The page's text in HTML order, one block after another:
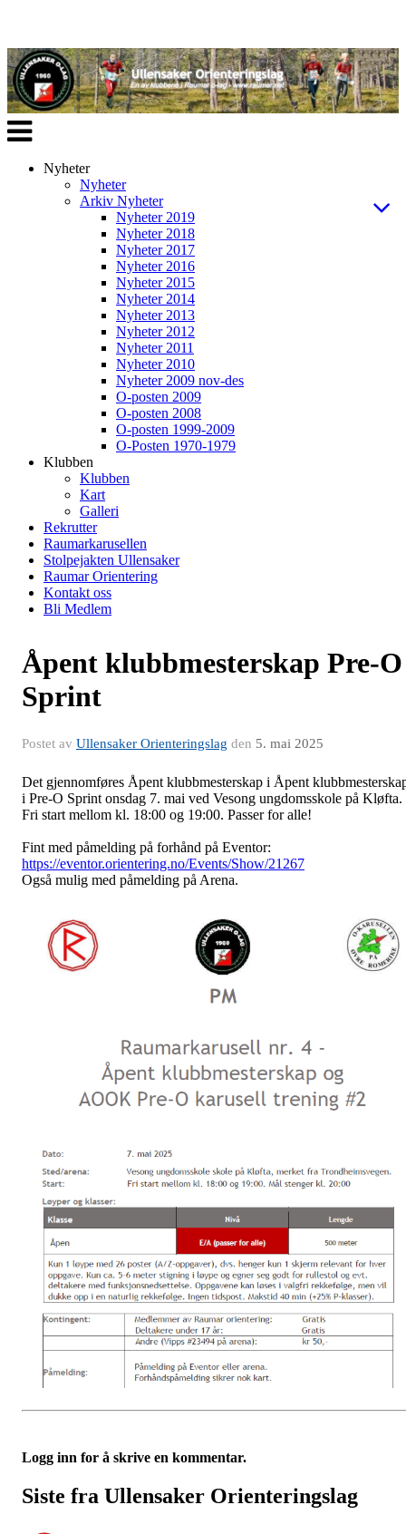
Veksle
navigasjon
Nyheter
Nyheter
Arkiv Nyheter
Nyheter 2019
Nyheter 2018
Nyheter 2017
Nyheter 2016
Nyheter 2015
Nyheter 2014
Nyheter 2013
Nyheter 2012
Nyheter 2011
Nyheter 2010
Nyheter 2009 nov-des
O-posten 2009
O-posten 2008
O-posten 1999-2009
O-Posten 1970-1979
Klubben
Klubben
Kart
Galleri
Rekrutter
Raumarkarusellen
Stolpejakten Ullensaker
Raumar Orientering
Kontakt oss
Bli Medlem
Åpent klubbmesterskap Pre-O
Sprint
Postet av Ullensaker Orienteringslag den 5. mai 2025
Det gjennomføres Åpent klubbmesterskap i Åpent
i Pre-O Sprint onsdag 7. mai ved Vesong ungdomsskole på Kløfta.
Fri start mellom kl. 18:00 og 19:00. Passer for alle!
Fint med påmelding på forhånd på Eventor:
https://eventor.orientering.no/Events/Show/21267
Også mulig med påmelding på Arena.
Logg inn for å skrive en kommentar.
Siste fra Ullensaker Orienteringslag